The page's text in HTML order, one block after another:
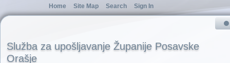
Služba za upošljavanje Županije Posavske
Orašje
Home Site Map Search Sign In